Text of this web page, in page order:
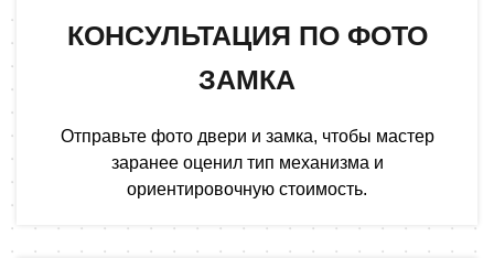
КОНСУЛЬТАЦИЯ ПО ФОТО
ЗАМКА
Отправьте фото двери и замка, чтобы мастер
заранее оценил тип механизма и
ориентировочную стоимость.